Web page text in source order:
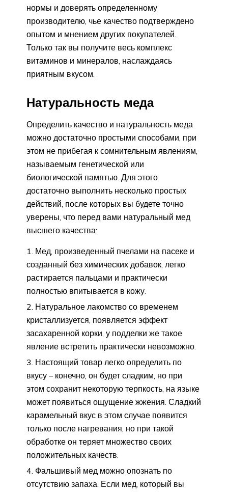
нормы и доверять определенному
производителю, чье качество подтверждено
опытом и мнением других покупателей.
Только так вы получите весь комплекс
витаминов и минералов, наслаждаясь
приятным вкусом.
Натуральность меда
Определить качество и натуральность меда
можно достаточно простыми способами, при
этом не прибегая к сомнительным явлениям,
называемым генетической или
биологической памятью. Для этого
достаточно выполнить несколько простых
действий, после которых вы будете точно
уверены, что перед вами натуральный мед
высшего качества:
Мед, произведенный пчелами на пасеке и
созданный без химических добавок, легко
растирается пальцами и практически
полностью впитывается в кожу.
Натуральное лакомство со временем
кристаллизуется, появляется эффект
засахаренной корки, у подделки же такое
явление встретить практически невозможно.
Настоящий товар легко определить по
вкусу – конечно, он будет сладким, но при
этом сохранит некоторую терпкость, на языке
может появиться ощущение жжения. Сладкий
карамельный вкус в этом случае появится
только после нагревания, но при такой
обработке он теряет множество своих
положительных качеств.
Фальшивый мед можно опознать по
отсутствию запаха. Если мед, который вы